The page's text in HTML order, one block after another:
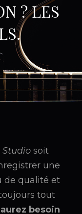
? LES
Studio soit
une
de qualité et
tout
besoin